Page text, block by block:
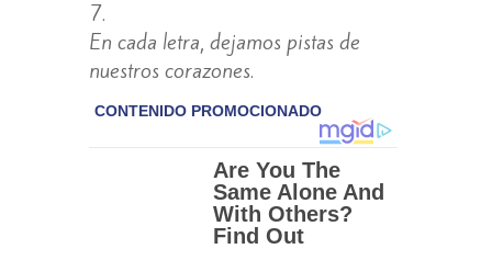
En cada letra, dejamos pistas de
nuestros corazones.